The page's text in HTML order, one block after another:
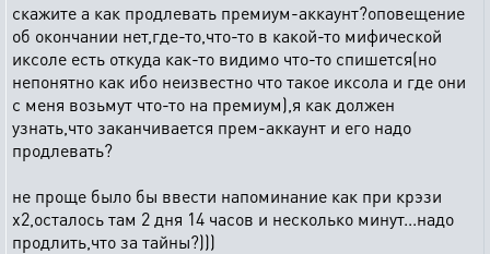
скажите а как продлевать премиум-аккаунт?оповещение
об окончании нет,где-то,что-то в какой-то мифической
иксоле есть откуда как-то видимо что-то спишется(но
непонятно как ибо неизвестно что такое иксола и где они
с меня возьмут что-то на премиум),я как должен
узнать,что заканчивается прем-аккаунт и его надо
продлевать?
не проще было бы ввести напоминание как при крэзи
х2,осталось там 2 дня 14 часов и несколько минут...надо
продлить,что за тайны?)))